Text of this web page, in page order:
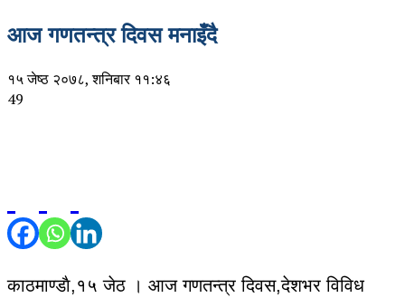
आज गणतन्त्र दिवस मनाइँदै
१५ जेष्ठ २०७८, शनिबार ११:४६
49
काठमाण्डाै,१५ जेठ । आज गणतन्त्र दिवस,देशभर विविध